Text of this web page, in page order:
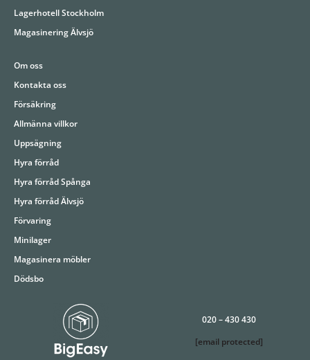
Lagerhotell Stockholm
Magasinering Älvsjö
Om oss
Kontakta oss
Försäkring
Allmänna villkor
Uppsägning
Hyra förråd
Hyra förråd Spånga
Hyra förråd Älvsjö
Förvaring
Minilager
Magasinera möbler
Dödsbo
020 – 430 430
[email protected]